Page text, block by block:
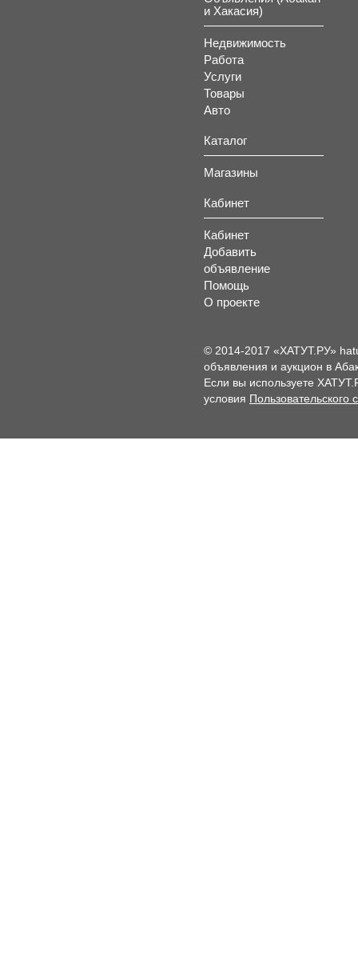
и Хакасия)
Недвижимость
Работа
Услуги
Товары
Авто
Каталог
Магазины
Кабинет
Кабинет
Добавить
объявление
Помощь
О проекте
© 2014-2017 «ХАТУТ.РУ»
объявления и аукцион в
Если вы используете
условия Пользовательского